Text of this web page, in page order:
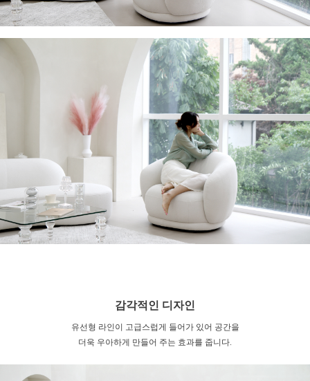
감각적인 디자인
유선형 라인이 고급스럽게 들어가 있어 공간을
더욱 우아하게 만들어 주는 효과를 줍니다.